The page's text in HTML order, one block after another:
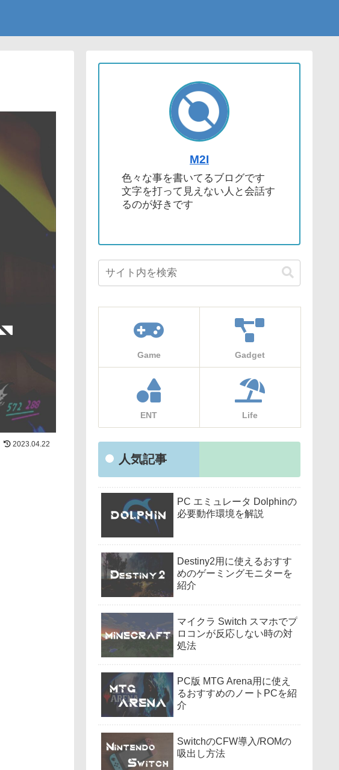
2023.04.22
M2I
色々な事を書いてるブログです
文字を打って見えない人と会話す
るのが好きです
Game Gadget
ENT Life
人気記事
PC エミュレータ Dolphinの
必要動作環境を解説
Destiny2用に使えるおすす
めのゲーミングモニターを
紹介
マイクラ Switch スマホでプ
ロコンが反応しない時の対
処法
PC版 MTG Arena用に使え
るおすすめのノートPCを紹
介
SwitchのCFW導入/ROMの
吸出し方法